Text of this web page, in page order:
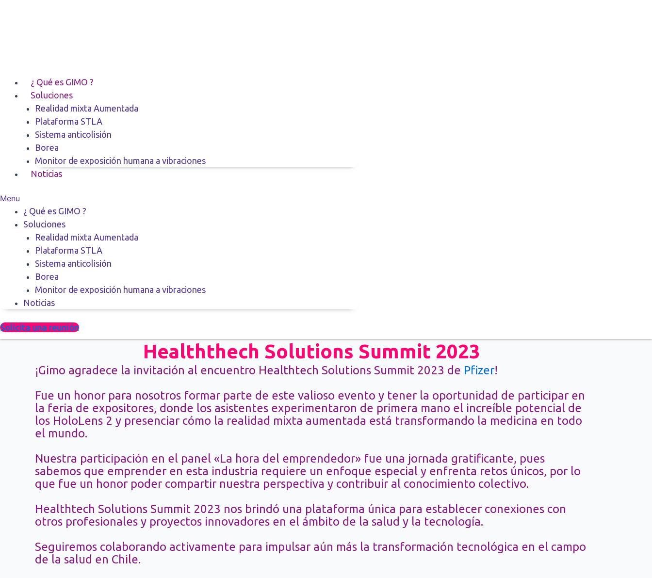
¿ Qué es GIMO ?
Soluciones
Realidad mixta Aumentada
Plataforma STLA
Sistema anticolisión
Borea
Monitor de exposición humana a vibraciones
Noticias
Menu
¿ Qué es GIMO ?
Soluciones
Realidad mixta Aumentada
Plataforma STLA
Sistema anticolisión
Borea
Monitor de exposición humana a vibraciones
Noticias
Solicita una reunión
Healththech Solutions Summit 2023
¡Gimo agradece la invitación al encuentro Healthtech Solutions Summit 2023 de Pfizer!
Fue un honor para nosotros formar parte de este valioso evento y tener la oportunidad de participar en
la feria de expositores, donde los asistentes experimentaron de primera mano el increíble potencial de
los HoloLens 2 y presenciar cómo la realidad mixta aumentada está transformando la medicina en todo
el mundo.
Nuestra participación en el panel «La hora del emprendedor» fue una jornada gratificante, pues
sabemos que emprender en esta industria requiere un enfoque especial y enfrenta retos únicos, por lo
que fue un honor poder compartir nuestra perspectiva y contribuir al conocimiento colectivo.
Healthtech Solutions Summit 2023 nos brindó una plataforma única para establecer conexiones con
otros profesionales y proyectos innovadores en el ámbito de la salud y la tecnología.
Seguiremos colaborando activamente para impulsar aún más la transformación tecnológica en el campo
de la salud en Chile.